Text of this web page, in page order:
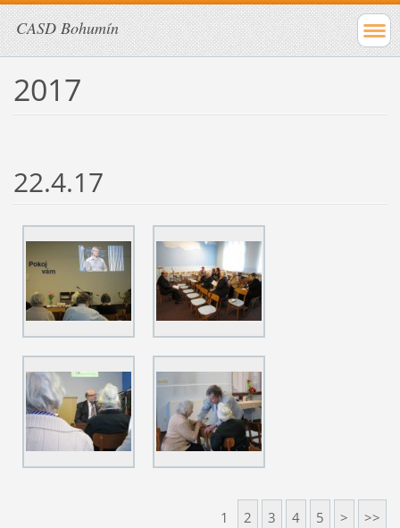
CASD Bohumín
2017
22.4.17
1 2 3 4 5 > >>